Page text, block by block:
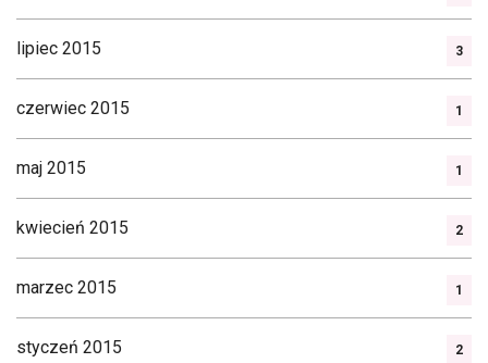
lipiec 2015 3
czerwiec 2015 1
maj 2015 1
kwiecień 2015 2
marzec 2015 1
styczeń 2015 2